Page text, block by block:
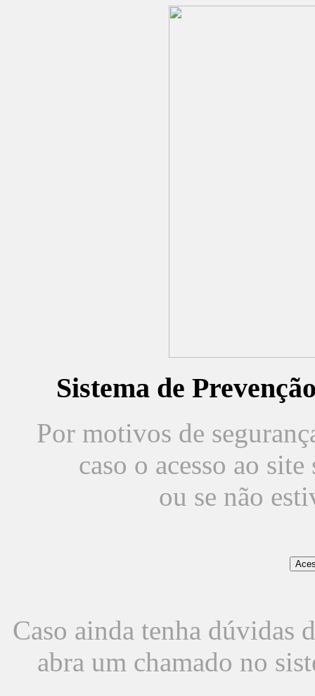
Sistema de
Por motivos de
caso o acesso ao
ou se não
Caso ainda tenha dúvidas
abra um chamado no